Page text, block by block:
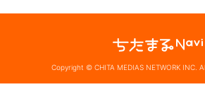
Copyright © CHITA MEDIAS NETWORK INC.